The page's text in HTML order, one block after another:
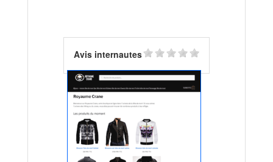
Avis internautes